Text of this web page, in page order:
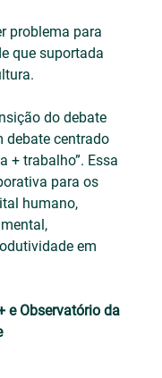
problema para
que suportada
do debate
debate centrado
+ trabalho”. Essa
para os
humano,
em
e Observatório da